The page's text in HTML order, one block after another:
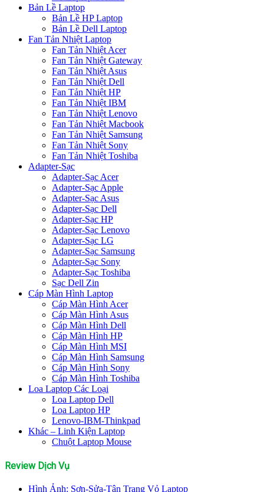
Bản Lề Laptop
Bản Lề HP Laptop
Bản Lề Dell Laptop
Fan Tản Nhiệt Laptop
Fan Tản Nhiệt Acer
Fan Tản Nhiệt Gateway
Fan Tản Nhiệt Asus
Fan Tản Nhiệt Dell
Fan Tản Nhiệt HP
Fan Tản Nhiệt IBM
Fan Tản Nhiệt Lenovo
Fan Tản Nhiệt Macbook
Fan Tản Nhiệt Samsung
Fan Tản Nhiệt Sony
Fan Tản Nhiệt Toshiba
Adapter-Sạc
Adapter-Sạc Acer
Adapter-Sạc Apple
Adapter-Sạc Asus
Adapter-Sạc Dell
Adapter-Sạc HP
Adapter-Sạc Lenovo
Adapter-Sạc LG
Adapter-Sạc Samsung
Adapter-Sạc Sony
Adapter-Sạc Toshiba
Sạc Dell Zin
Cáp Màn Hình Laptop
Cáp Màn Hình Acer
Cáp Màn Hình Asus
Cáp Màn Hình Dell
Cáp Màn Hình HP
Cáp Màn Hình MSI
Cáp Màn Hình Samsung
Cáp Màn Hình Sony
Cáp Màn Hình Toshiba
Loa Laptop Các Loại
Loa Laptop Dell
Loa Laptop HP
Lenovo-IBM-Thinkpad
Khác – Linh Kiện Laptop
Chuột Laptop Mouse
Review Dịch Vụ
Hình Ảnh: Sơn-Sửa-Tân Trang Vỏ Laptop